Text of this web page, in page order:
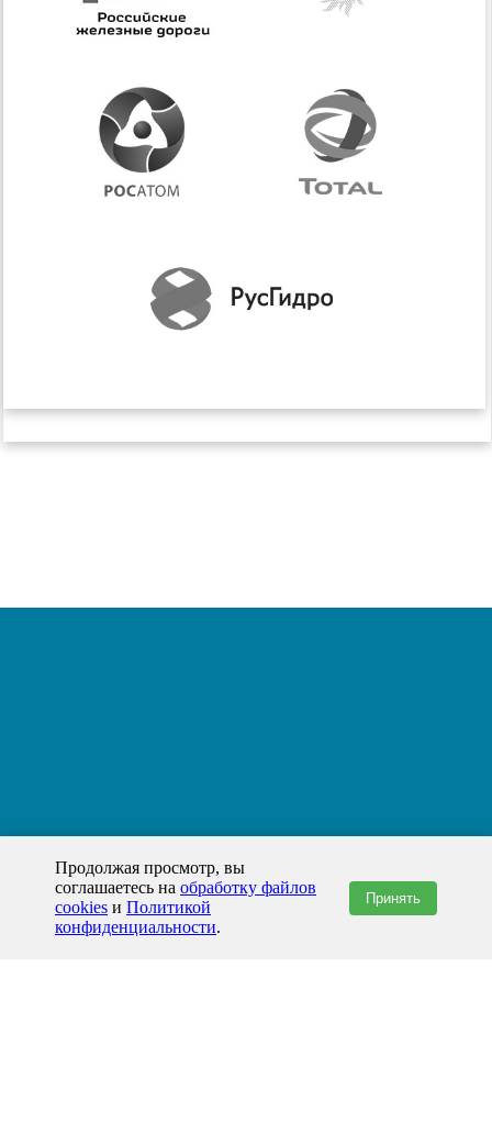
Продолжая просмотр, вы
соглашаетесь на обработку файлов
cookies и Политикой
конфиденциальности.
Принять